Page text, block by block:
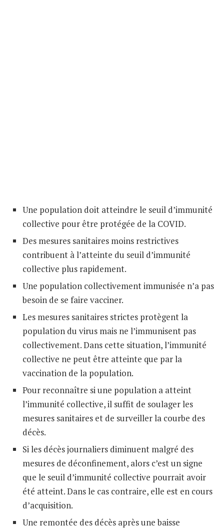
Une population doit atteindre le seuil d’immunité
collective pour être protégée de la COVID.
Des mesures sanitaires moins restrictives
contribuent à l’atteinte du seuil d’immunité
collective plus rapidement.
Une population collectivement immunisée n’a pas
besoin de se faire vacciner.
Les mesures sanitaires strictes protègent la
population du virus mais ne l’immunisent pas
collectivement. Dans cette situation, l’immunité
collective ne peut être atteinte que par la
vaccination de la population.
Pour reconnaître si une population a atteint
l’immunité collective, il suffit de soulager les
mesures sanitaires et de surveiller la courbe des
décès.
Si les décès journaliers diminuent malgré des
mesures de déconfinement, alors c’est un signe
que le seuil d’immunité collective pourrait avoir
été atteint. Dans le cas contraire, elle est en cours
d’acquisition.
Une remontée des décès après une baisse